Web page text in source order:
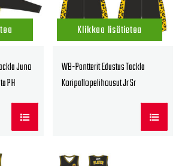
Juno
PH
Klikkaa lisätietoa
WB-Pantterit Edustus Tackla
Koripallopelihousut Jr Sr